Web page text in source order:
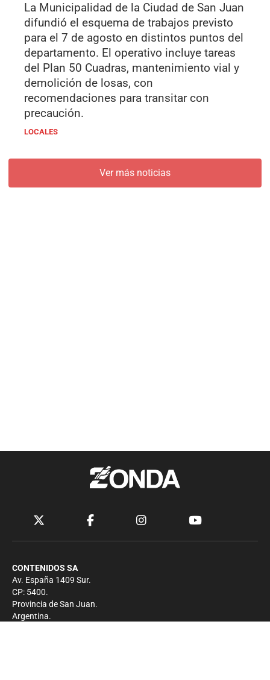
La Municipalidad de la Ciudad de San Juan
difundió el esquema de trabajos previsto
para el 7 de agosto en distintos puntos del
departamento. El operativo incluye tareas
del Plan 50 Cuadras, mantenimiento vial y
demolición de losas, con
recomendaciones para transitar con
precaución.
LOCALES
Ver más noticias
CONTENIDOS SA
Av. España 1409 Sur.
CP: 5400.
Provincia de San Juan.
Argentina.